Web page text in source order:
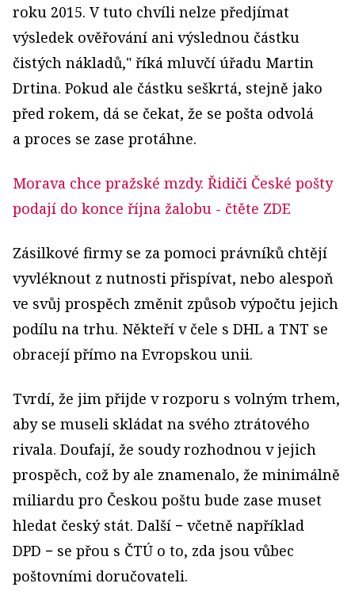
roku 2015. V tuto chvíli nelze předjímat
výsledek ověřování ani výslednou částku
čistých nákladů," říká mluvčí úřadu Martin
Drtina. Pokud ale částku seškrtá, stejně jako
před rokem, dá se čekat, že se pošta odvolá
a proces se zase protáhne.
Morava chce pražské mzdy. Řidiči České pošty
podají do konce října žalobu - čtěte ZDE
Zásilkové firmy se za pomoci právníků chtějí
vyvléknout z nutnosti přispívat, nebo alespoň
ve svůj prospěch změnit způsob výpočtu jejich
podílu na trhu. Někteří v čele s DHL a TNT se
obracejí přímo na Evropskou unii.
Tvrdí, že jim přijde v rozporu s volným trhem,
aby se museli skládat na svého ztrátového
rivala. Doufají, že soudy rozhodnou v jejich
prospěch, což by ale znamenalo, že minimálně
miliardu pro Českou poštu bude zase muset
hledat český stát. Další − včetně například
DPD − se přou s ČTÚ o to, zda jsou vůbec
poštovními doručovateli.